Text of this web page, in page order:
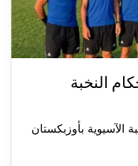
النخبة
الآسيوية بأوزبكستان